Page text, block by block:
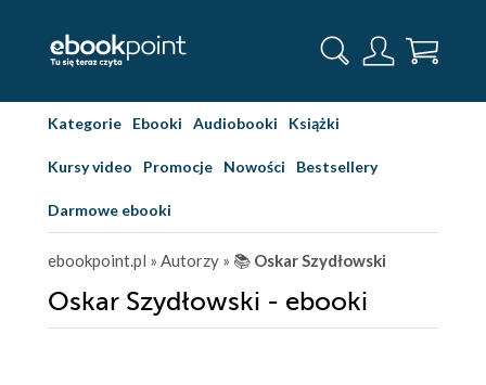
Kategorie Ebooki Audiobooki Książki
Kursy video Promocje Nowości Bestsellery
Darmowe ebooki
ebookpoint.pl » Autorzy » 📚 Oskar Szydłowski
Oskar Szydłowski - ebooki